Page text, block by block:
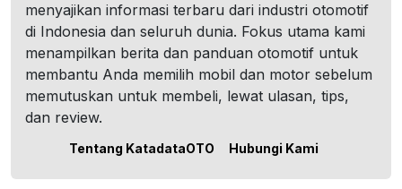
menyajikan informasi terbaru dari industri otomotif
di Indonesia dan seluruh dunia. Fokus utama kami
menampilkan berita dan panduan otomotif untuk
membantu Anda memilih mobil dan motor sebelum
memutuskan untuk membeli, lewat ulasan, tips,
dan review.
Tentang KatadataOTO Hubungi Kami